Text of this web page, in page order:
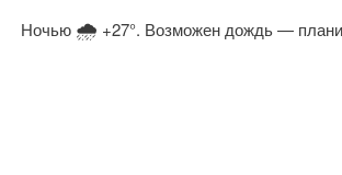
Ночью 🌧 +27°. Возможен дождь —